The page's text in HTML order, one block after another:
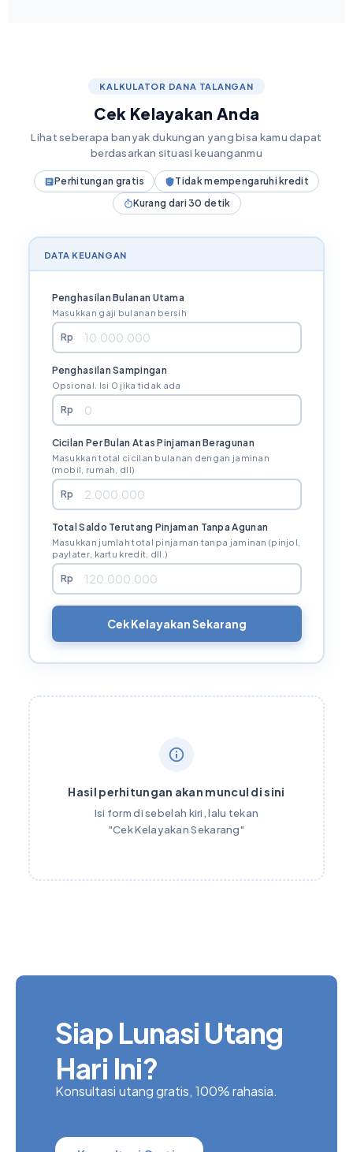
KALKULATOR DANA TALANGAN
Cek Kelayakan Anda
Lihat seberapa banyak dukungan yang bisa kamu dapat
berdasarkan situasi keuanganmu
Perhitungan gratis
Tidak mempengaruhi kredit
Kurang dari 30 detik
DATA KEUANGAN
Penghasilan Bulanan Utama
Masukkan gaji bulanan bersih
Rp
Penghasilan Sampingan
Opsional. Isi 0 jika tidak ada
Rp
Cicilan Per Bulan Atas Pinjaman Beragunan
Masukkan total cicilan bulanan dengan jaminan
(mobil, rumah, dll)
Rp
Total Saldo Terutang Pinjaman Tanpa Agunan
Masukkan jumlah total pinjaman tanpa jaminan (pinjol,
paylater, kartu kredit, dll.)
Rp
Cek Kelayakan Sekarang
Hasil perhitungan akan muncul di sini
Isi form di sebelah kiri, lalu tekan
"Cek Kelayakan Sekarang"
Siap Lunasi Utang
Hari Ini?
Konsultasi utang gratis, 100% rahasia.